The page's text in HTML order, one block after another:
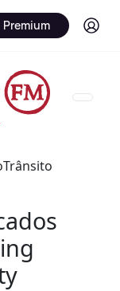
Premium Log in
Trânsito